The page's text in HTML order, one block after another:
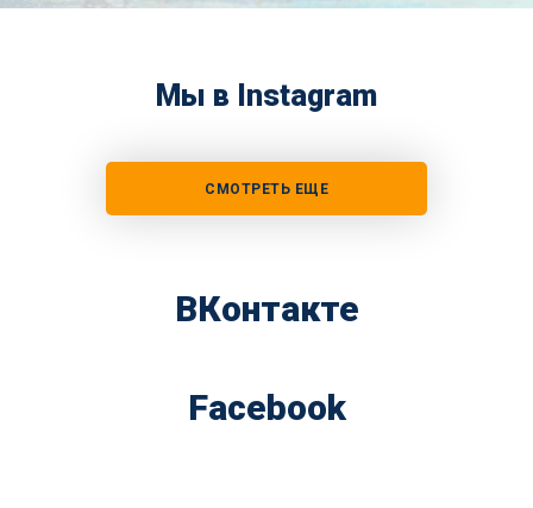
Мы в Instagram
СМОТРЕТЬ ЕЩЕ
ВКонтакте
Facebook